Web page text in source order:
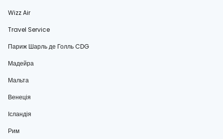
Wizz Air
Travel Service
Париж Шарль де Голль CDG
Мадейра
Мальта
Венеція
Ісландія
Рим